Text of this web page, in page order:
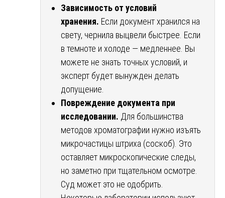
Зависимость от условий
хранения. Если документ хранился на
свету, чернила выцвели быстрее. Если
в темноте и холоде — медленнее. Вы
можете не знать точных условий, и
эксперт будет вынужден делать
допущение.
Повреждение документа при
исследовании. Для большинства
методов хроматографии нужно изъять
микрочастицы штриха (соскоб). Это
оставляет микроскопические следы,
но заметно при тщательном осмотре.
Суд может это не одобрить.